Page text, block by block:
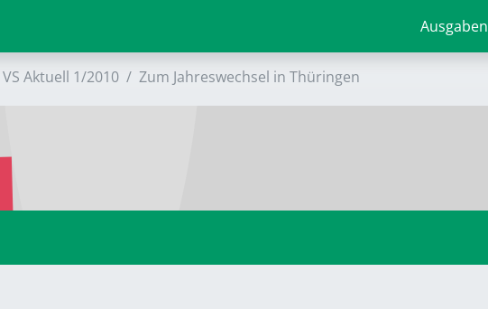
Ausgaben
VS Aktuell 1/2010 Zum Jahreswechsel in Thüringen